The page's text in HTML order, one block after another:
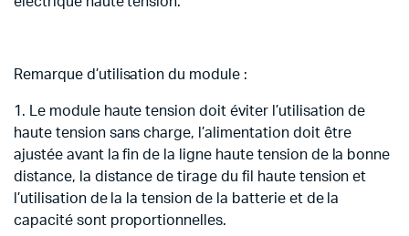
Remarque d’utilisation du module :
1. Le module haute tension doit éviter l’utilisation de
haute tension sans charge, l’alimentation doit être
ajustée avant la fin de la ligne haute tension de la bonne
distance, la distance de tirage du fil haute tension et
l’utilisation de la la tension de la batterie et de la
capacité sont proportionnelles.